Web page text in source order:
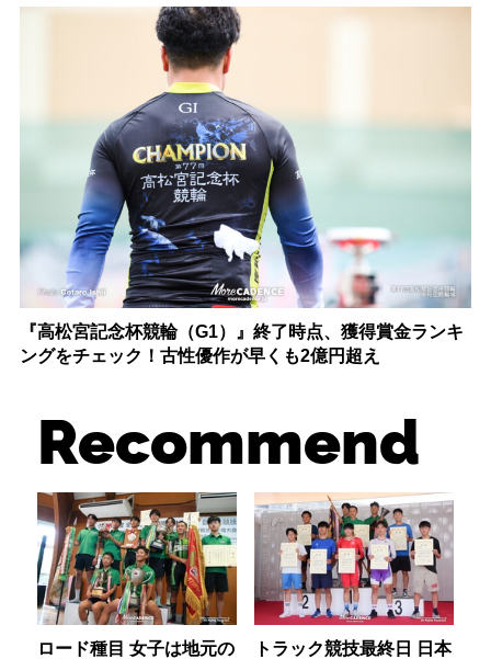
『高松宮記念杯競輪（G1）』終了時点、獲得賞金ランキ
ングをチェック！古性優作が早くも2億円超え
Recommend
ロード種目 女子は地元の
トラック競技最終日 日本